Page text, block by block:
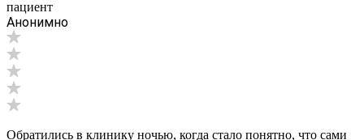
пациент
Анонимно
Обратились в клинику ночью, когда стало понятно, что сами